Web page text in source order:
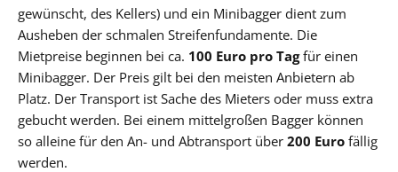
gewünscht, des Kellers) und ein Minibagger dient zum
Ausheben der schmalen Streifenfundamente. Die
Mietpreise beginnen bei ca. 100 Euro pro Tagfür einen
Minibagger. Der Preis gilt bei den meisten Anbietern ab
Platz. Der Transport ist Sache des Mieters oder muss extra
gebucht werden. Bei einem mittelgroßen Bagger können
so alleine für den An- und Abtransport über 200 Euro fällig
werden.